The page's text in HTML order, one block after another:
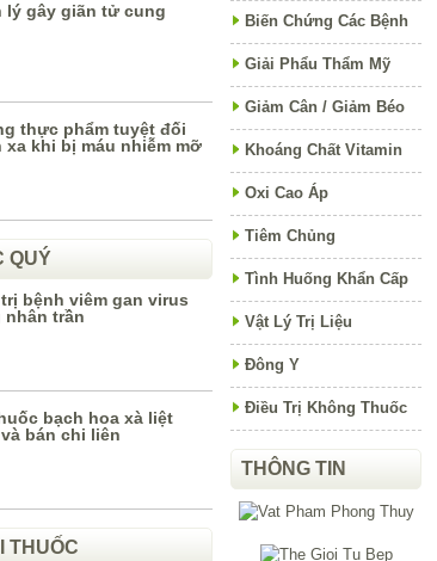
lý gây giãn tử cung
thực phẩm tuyệt đối
xa khi bị máu nhiễm mỡ
QUÝ
bệnh viêm gan virus
nhân trần
bạch hoa xà liệt
bán chi liên
THUỐC
Biến Chứng Các Bệnh
Giải Phẩu Thẩm Mỹ
Giảm Cân / Giảm Béo
Khoáng Chất Vitamin
Oxi Cao Áp
Tiêm Chủng
Tình Huống Khẩn Cấp
Vật Lý Trị Liệu
Đông Y
Điều Trị Không Thuốc
THÔNG TIN